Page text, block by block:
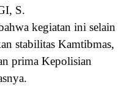
S.
kegiatan ini selain
stabilitas Kamtibmas,
prima Kepolisian